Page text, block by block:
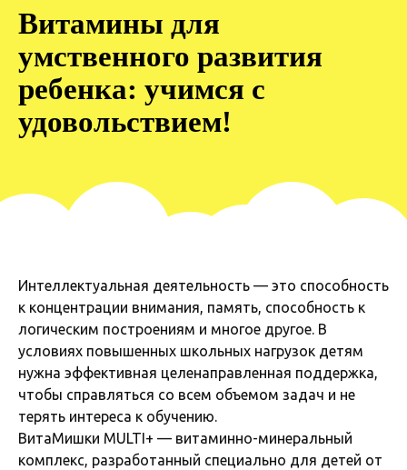
Витамины для
умственного развития
ребенка: учимся с
удовольствием!
Интеллектуальная деятельность — это способность
к концентрации внимания, память, способность к
логическим построениям и многое другое. В
условиях повышенных школьных нагрузок детям
нужна эффективная целенаправленная поддержка,
чтобы справляться со всем объемом задач и не
терять интереса к обучению.
ВитаМишки MULTI+ — витаминно-минеральный
комплекс, разработанный специально для детей от